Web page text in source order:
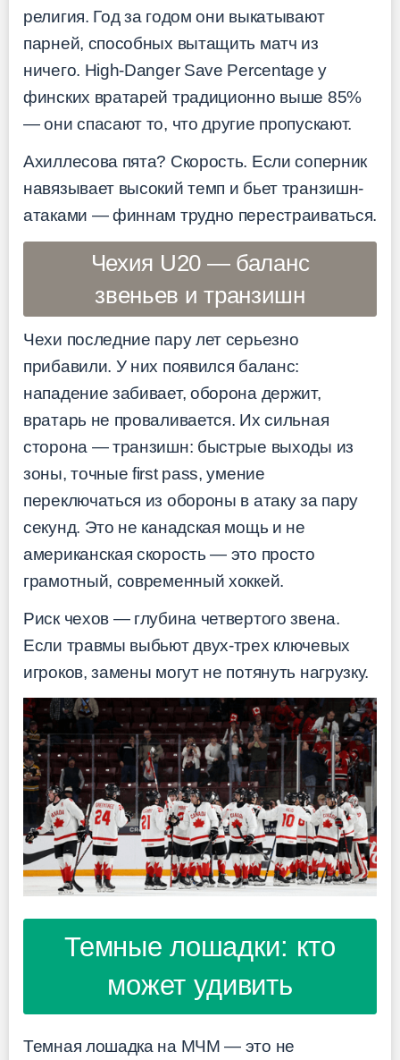
религия. Год за годом они выкатывают
парней, способных вытащить матч из
ничего. High-Danger Save Percentage у
финских вратарей традиционно выше 85%
— они спасают то, что другие пропускают.
Ахиллесова пята? Скорость. Если соперник
навязывает высокий темп и бьет транзишн-
атаками — финнам трудно перестраиваться.
Чехия U20 — баланс
звеньев и транзишн
Чехи последние пару лет серьезно
прибавили. У них появился баланс:
нападение забивает, оборона держит,
вратарь не проваливается. Их сильная
сторона — транзишн: быстрые выходы из
зоны, точные first pass, умение
переключаться из обороны в атаку за пару
секунд. Это не канадская мощь и не
американская скорость — это просто
грамотный, современный хоккей.
Риск чехов — глубина четвертого звена.
Если травмы выбьют двух-трех ключевых
игроков, замены могут не потянуть нагрузку.
Темные лошадки: кто
может удивить
Темная лошадка на МЧМ — это не